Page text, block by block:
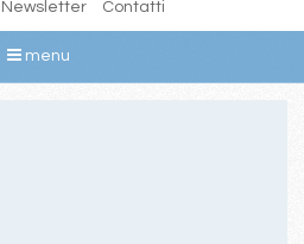
Newsletter Contatti
menu